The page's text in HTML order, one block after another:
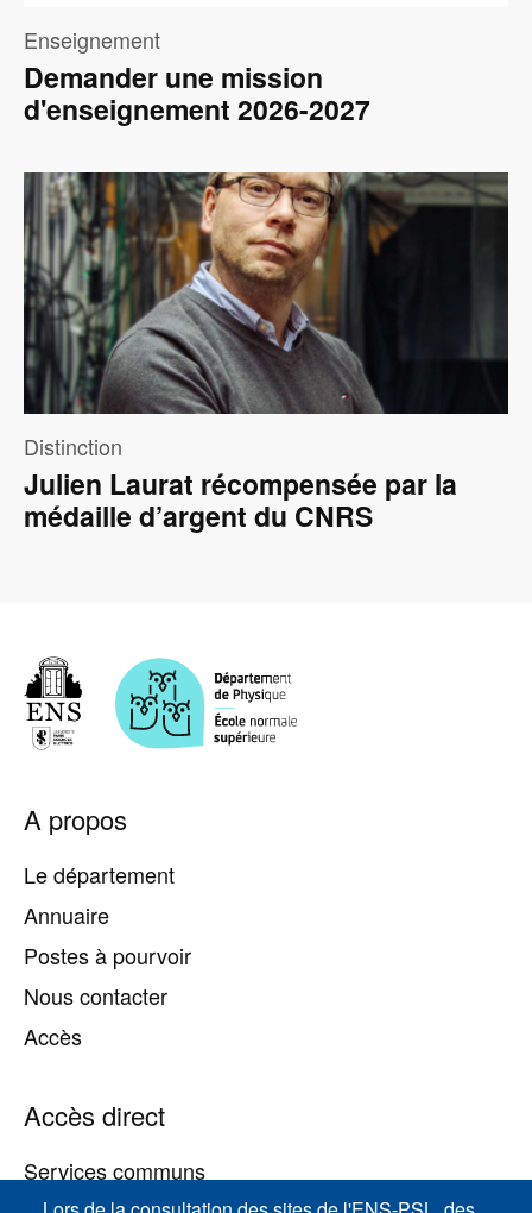
Enseignement
Demander une mission
d'enseignement 2026-2027
Image
Distinction
Julien Laurat récompensée par la
médaille d’argent du CNRS
Pied
de
A propos
Le département
Annuaire
Postes à pourvoir
Nous contacter
Accès
Accès direct
Services communs